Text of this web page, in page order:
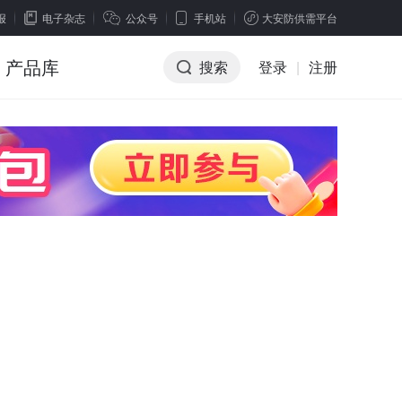
电子杂志 公众号 手机站 大安防供需平台
产品库 搜索 登录 | 注册